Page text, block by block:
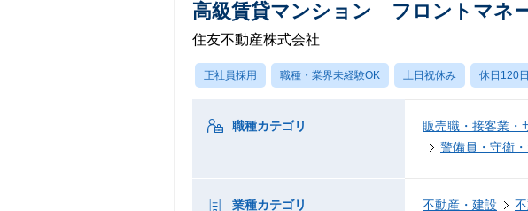
高級賃貸マンション フロントマネ
住友不動産株式会社
正社員採用 職種・業界未経験OK 土日祝休み 休日120
職種カテゴリ 販売職・接客業・
警備員・守衛
業種カテゴリ 不動産・建設